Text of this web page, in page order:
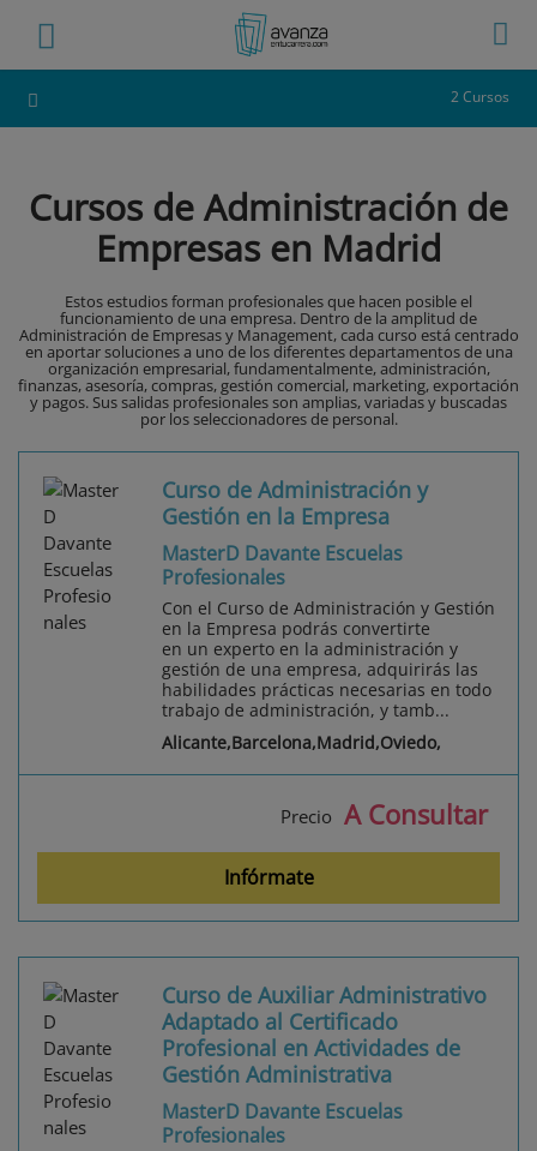
2 Cursos
Cursos de Administración de
Empresas en Madrid
Estos estudios forman profesionales que hacen posible el
funcionamiento de una empresa. Dentro de la amplitud de
Administración de Empresas y Management, cada curso está centrado
en aportar soluciones a uno de los diferentes departamentos de una
organización empresarial, fundamentalmente, administración,
finanzas, asesoría, compras, gestión comercial, marketing, exportación
y pagos. Sus salidas profesionales son amplias, variadas y buscadas
por los seleccionadores de personal.
Curso de Administración y
Gestión en la Empresa
MasterD Davante Escuelas
Profesionales
Con el Curso de Administración y Gestión
en la Empresa podrás convertirte
en un experto en la administración y
gestión de una empresa, adquirirás las
habilidades prácticas necesarias en todo
trabajo de administración, y tamb...
Alicante,Barcelona,Madrid,Oviedo,
Precio A Consultar
Infórmate
Curso de Auxiliar Administrativo
Adaptado al Certificado
Profesional en Actividades de
Gestión Administrativa
MasterD Davante Escuelas
Profesionales